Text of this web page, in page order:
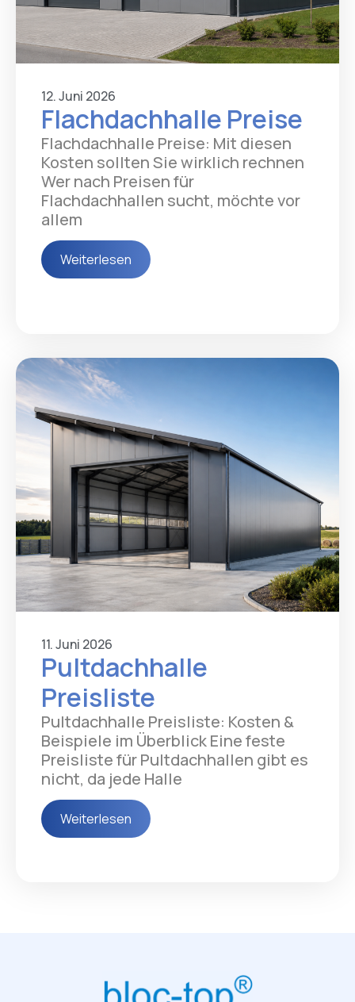
12. Juni 2026
Flachdachhalle Preise
Flachdachhalle Preise: Mit diesen
Kosten sollten Sie wirklich rechnen
Wer nach Preisen für
Flachdachhallen sucht, möchte vor
allem
Weiterlesen
11. Juni 2026
Pultdachhalle
Preisliste
Pultdachhalle Preisliste: Kosten &
Beispiele im Überblick Eine feste
Preisliste für Pultdachhallen gibt es
nicht, da jede Halle
Weiterlesen